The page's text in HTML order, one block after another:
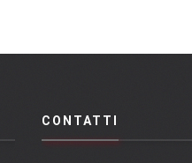
CONTATTI